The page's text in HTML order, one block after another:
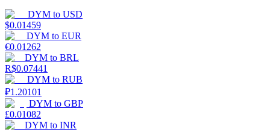
DYM to USD
$0.01459
DYM to EUR
€0.01262
DYM to BRL
R$0.07441
DYM to RUB
₽1.20101
DYM to GBP
£0.01082
DYM to INR